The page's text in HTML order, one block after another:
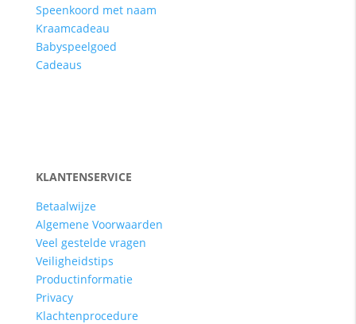
Speenkoord met naam
Kraamcadeau
Babyspeelgoed
Cadeaus
KLANTENSERVICE
Betaalwijze
Algemene Voorwaarden
Veel gestelde vragen
Veiligheidstips
Productinformatie
Privacy
Klachtenprocedure